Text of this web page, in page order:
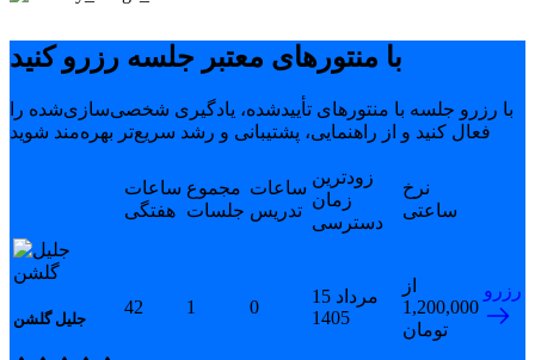
با منتورهای معتبر جلسه رزرو کنید
با رزرو جلسه با منتورهای تأییدشده، یادگیری شخصی‌سازی‌شده را
فعال کنید و از راهنمایی، پشتیبانی و رشد سریع‌تر بهره‌مند شوید
ساعات
هفتگی
مجموع
جلسات
ساعات
تدریس
زودترین
زمان
دسترسی
نرخ
ساعتی
جلیل گلشن
42 1 0
15 مرداد
1405
از
1,200,000
تومان
رزرو